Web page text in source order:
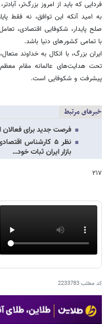
فردایی که باید از امروز بزرگ‌تر،
به امید آنکه این توافق، نه فقط
صلح پایدار، شکوفایی اقتصادی،
با تمامی کشورهای دنیا باشد.
ایران بزرگ، با اتکال به خداوند
تحت هدایت‌های عالمانه مقام
پیشرفت و شکوفایی است.
خبرهای مرتبط
فرصت جدید برای
نظر ۵ کارشناس
بازار ایران ثبات خود…
۲۱۷
کد مطلب2233783